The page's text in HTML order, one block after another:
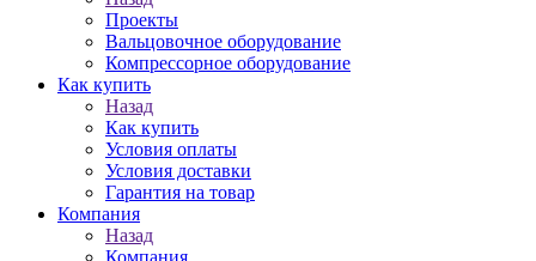
Проекты
Вальцовочное оборудование
Компрессорное оборудование
Как купить
Назад
Как купить
Условия оплаты
Условия доставки
Гарантия на товар
Компания
Назад
Компания